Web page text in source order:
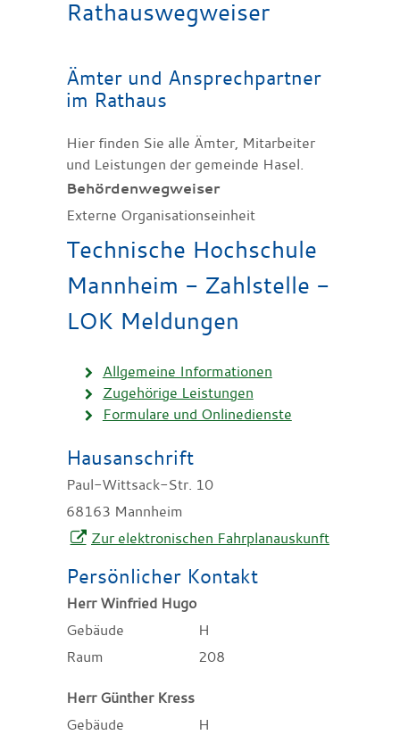
Rathauswegweiser
Ämter und Ansprechpartner
im Rathaus
Hier finden Sie alle Ämter, Mitarbeiter
und Leistungen der gemeinde Hasel.
Behördenwegweiser
Externe Organisationseinheit
Technische Hochschule
Mannheim - Zahlstelle -
LOK Meldungen
Allgemeine Informationen
Zugehörige Leistungen
Formulare und Onlinedienste
Hausanschrift
Paul-Wittsack-Str. 10
68163 Mannheim
Zur elektronischen Fahrplanauskunft
Persönlicher Kontakt
Herr Winfried Hugo
Gebäude
H
Raum
208
Herr Günther Kress
Gebäude
H